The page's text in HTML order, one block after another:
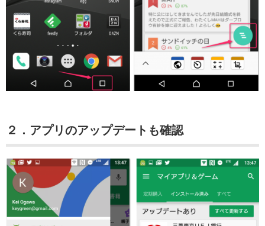
２．アプリのアップデートも確認